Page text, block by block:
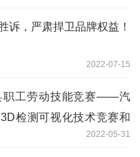
诉，严肃捍卫品牌权益！
2022-07-15
职工劳动技能竞赛——汽
检测可视化技术竞赛和
2022-05-31